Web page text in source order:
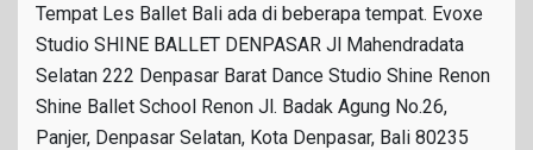
Les
Ballet
Bali
Tempat Les Ballet Bali ada di beberapa tempat. Evoxe
Studio SHINE BALLET DENPASAR Jl Mahendradata
Selatan 222 Denpasar Barat Dance Studio Shine Renon
Shine Ballet School Renon Jl. Badak Agung No.26,
Panjer, Denpasar Selatan, Kota Denpasar, Bali 80235